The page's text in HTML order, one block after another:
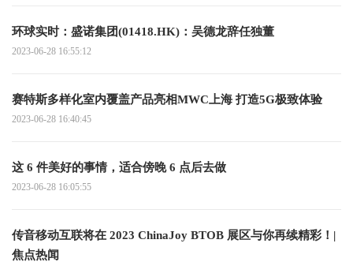
环球实时：盛诺集团(01418.HK)：吴德龙辞任独董
2023-06-28 16:55:12
赛特斯多样化室内覆盖产品亮相MWC上海 打造5G极致体验
2023-06-28 16:40:45
这 6 件美好的事情，适合傍晚 6 点后去做
2023-06-28 16:05:55
传音移动互联将在 2023 ChinaJoy BTOB 展区与你再续精彩！|
焦点热闻